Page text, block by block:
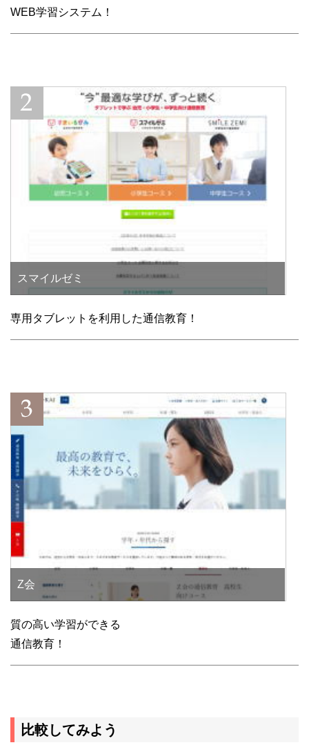
WEB学習システム！
スマイルゼミ
専用タブレットを利用した通信教育！
Z会
質の高い学習ができる
通信教育！
比較してみよう